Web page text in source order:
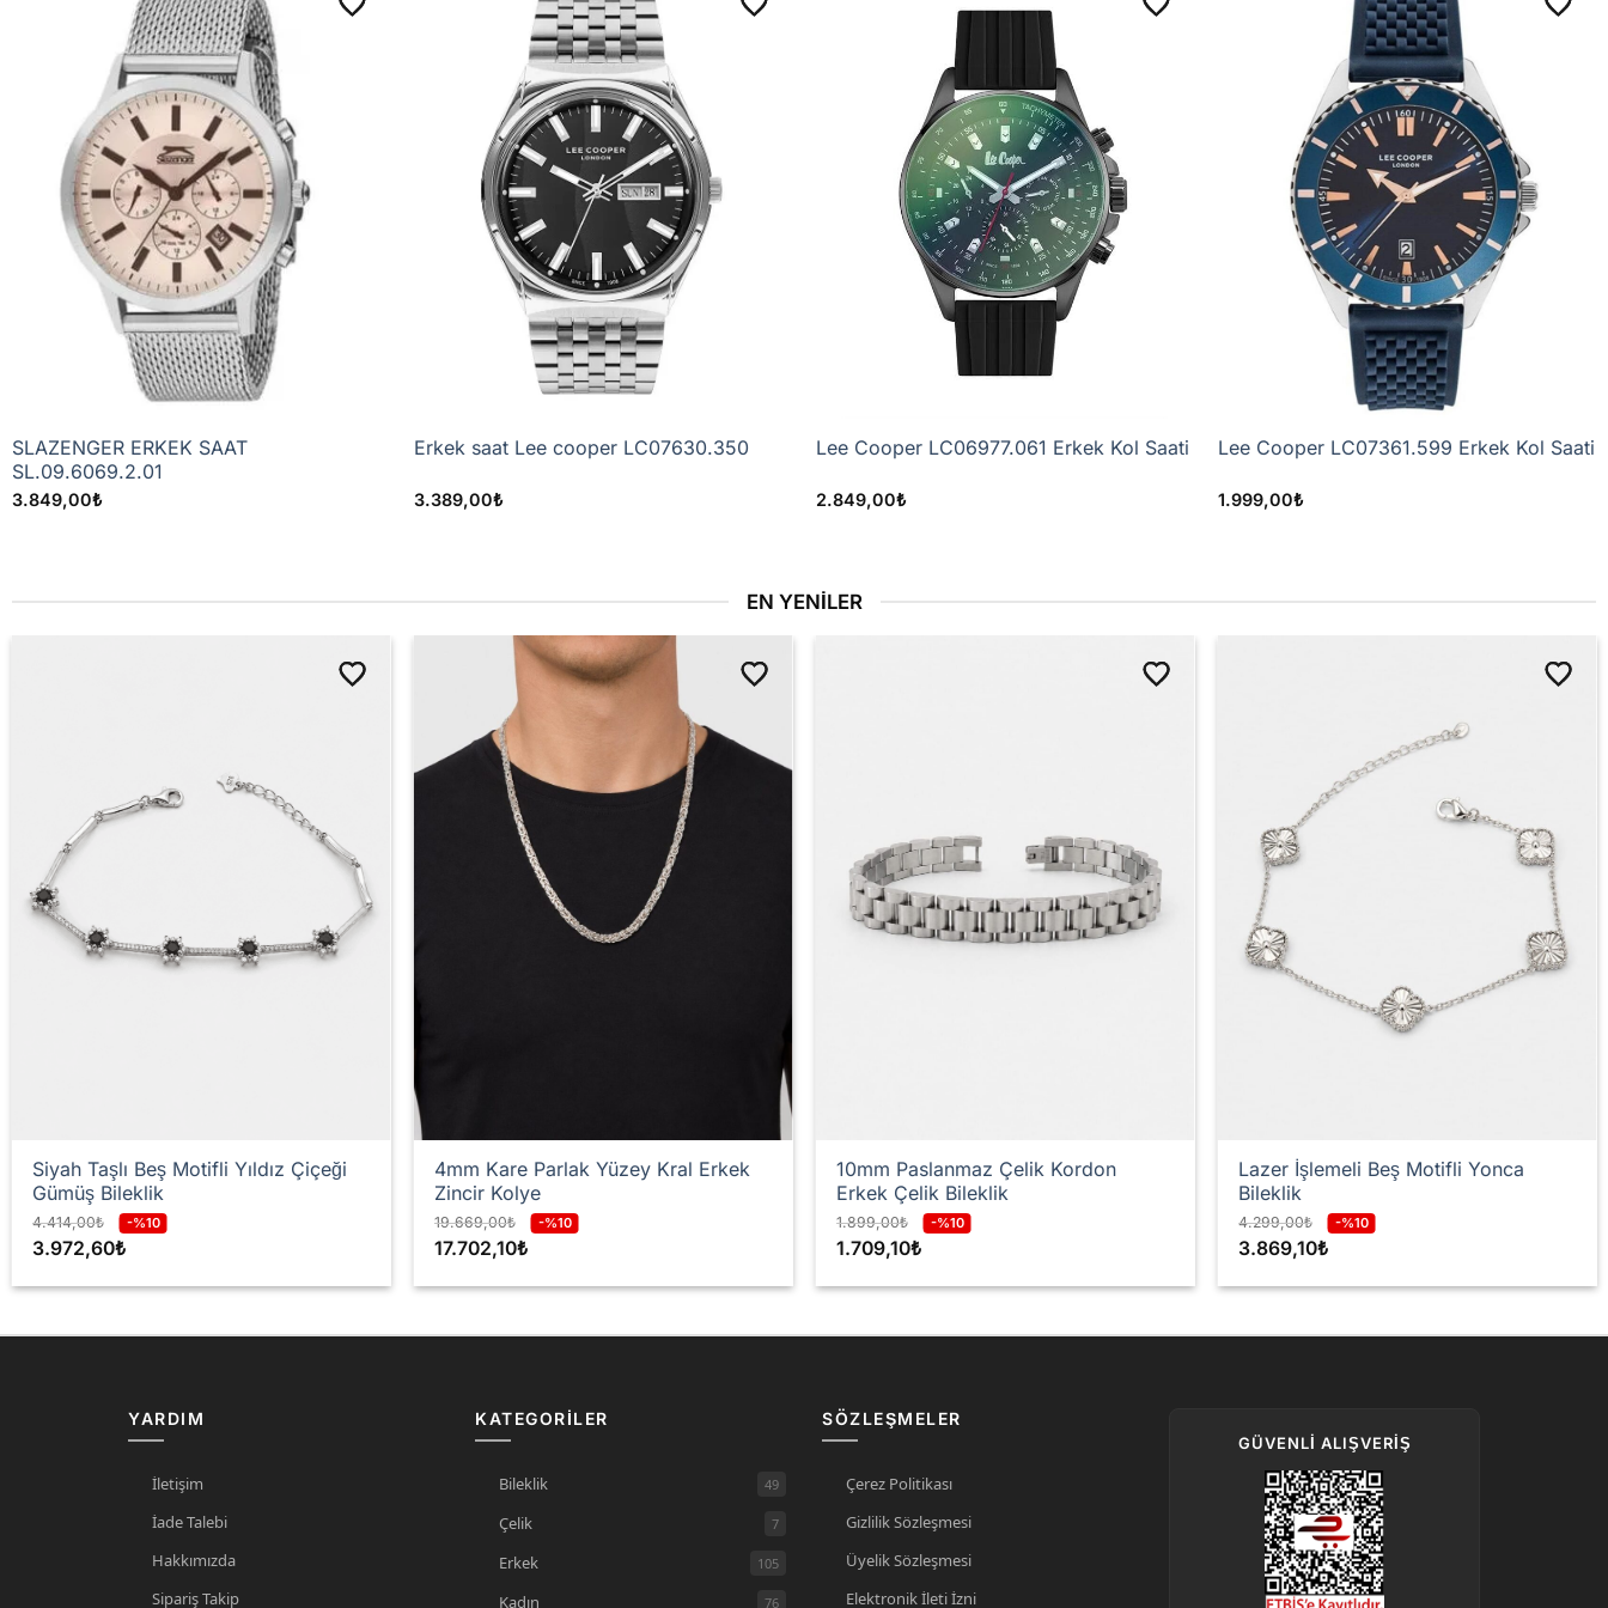
İptal, Cayma & İade
Standart ürünlerde, ürünü teslim aldığınız tarihten itibaren14 gün içinde gerekçe göstermeden cayma ve iade hakkınız bulunmaktadır.
İade başvurunuzuİade Talep Formu
üzerinden oluşturabilirsiniz. Cayma bildiriminizi e-posta veya yazılı olarak da iletebilirsiniz.
Kılınç Gümüş tarafından bildirilen
DHL iade yöntemi veya gönderi kodu
kullanıldığında iade kargo ücreti tüketiciden talep edilmez.
Kendi tercihinizle farklı bir taşıyıcı kullanmanız hâlinde kargo ücreti size ait olabilir ve karşı ödemeli gönderiler kabul edilmeyebilir.
Ürün, temel özelliklerini ve uygunluğunu belirlemek amacıyla makul ölçüde incelenebilir. Bu sınırı aşan kullanım, hasar veya değer kaybına ilişkin yasal haklarımız
saklıdır.
Kişiye özel üretilen veya değiştirilen ürünler ile hijyen koruma bandı ya da mührü açılmış ürünlerde cayma hakkı kullanılamayabilir. Yanlış, ayıplı, eksik veya hasarlı
ürünlerde tüketicinin yasal hakları saklıdır.
Ayıplı olmayan standart ürünlerde değişim, stok durumu ve ürünün yeniden satışa uygunluğu bulunması hâlinde ayrıca sunulabilir.
İptal ve İade Koşulları
SLAZENGER ERKEK SAAT
SL.09.6069.2.01
3.849,00₺
Erkek saat Lee cooper LC07630.350
3.389,00₺
Lee Cooper LC06977.061 Erkek Kol Saati
2.849,00₺
Lee Cooper LC07361.599 Erkek Kol Saati
1.999,00₺
EN YENILER
Siyah Taşlı Beş Motifli Yıldız Çiçeği
Gümüş Bileklik
4.414,00₺ -%10
3.972,60₺
4mm Kare Parlak Yüzey Kral Erkek
Zincir Kolye
19.669,00₺ -%10
17.702,10₺
10mm Paslanmaz Çelik Kordon
Erkek Çelik Bileklik
1.899,00₺ -%10
1.709,10₺
Lazer İşlemeli Beş Motifli Yonca
Bileklik
4.299,00₺ -%10
3.869,10₺
YARDIM
İletişim
İade Talebi
Hakkımızda
Sipariş Takip
KATEGORILER
Bileklik 49
Çelik 7
Erkek 105
Kadın 76
SÖZLEŞMELER
Çerez Politikası
Gizlilik Sözleşmesi
Üyelik Sözleşmesi
Elektronik İleti İzni
GÜVENLI ALIŞVERIŞ